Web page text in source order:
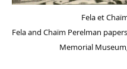
Fela et
Fela and Chaïm Perelman
Memorial